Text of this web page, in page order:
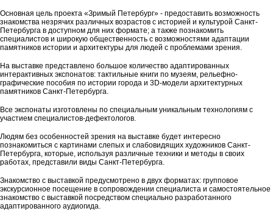
Основная цель проекта «Зримый Петербург» - предоставить возможность
знакомства незрячих различных возрастов с историей и культурой Санкт-
Петербурга в доступном для них формате; а также познакомить
специалистов и широкую общественность с возможностями адаптации
памятников истории и архитектуры для людей с проблемами зрения.
На выставке представлено большое количество адаптированных
интерактивных экспонатов: тактильные книги по музеям, рельефно-
графические пособия по истории города и 3D-модели архитектурных
памятников Санкт-Петербурга.
Все экспонаты изготовлены по специальным уникальным технологиям с
участием специалистов-дефектологов.
Людям без особенностей зрения на выставке будет интересно
познакомиться с картинами слепых и слабовидящих художников Санкт-
Петербурга, которые, используя различные техники и методы в своих
работах, представили виды Санкт-Петербурга.
Знакомство с выставкой предусмотрено в двух форматах: групповое
экскурсионное посещение в сопровождении специалиста и самостоятельное
знакомство с выставкой посредством специально разработанного
адаптированного аудиогида.